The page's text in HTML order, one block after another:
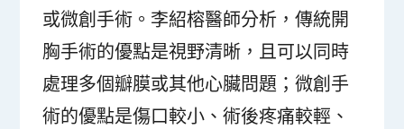
或微創手術。李紹榕醫師分析，傳統開
胸手術的優點是視野清晰，且可以同時
處理多個瓣膜或其他心臟問題；微創手
術的優點是傷口較小、術後疼痛較輕、